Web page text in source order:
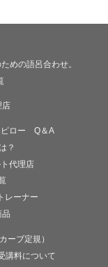
めの語呂合わせ。
店
ピロー Q＆A
？
代理店
ーナー
品
ーブ定規）
講料について